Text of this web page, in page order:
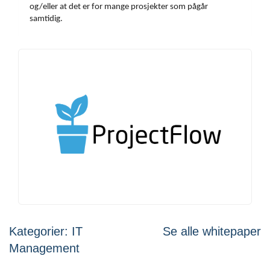
og/eller at det er for mange prosjekter som pågår
samtidig.
Kategorier: IT
Management
Se alle whitepaper